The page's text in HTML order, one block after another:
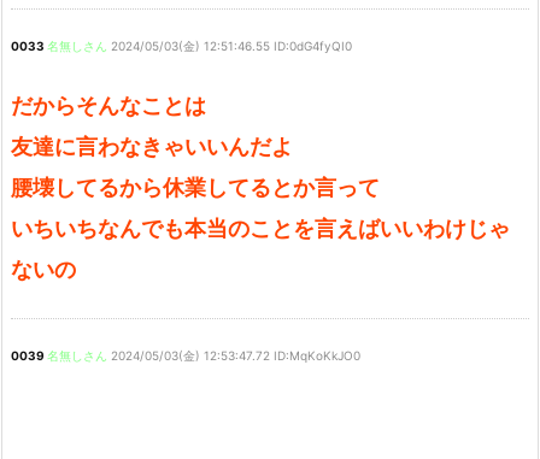
0033 名無しさん 2024/05/03(金) 12:51:46.55 ID:0dG4fyQI0
だからそんなことは
友達に言わなきゃいいんだよ
腰壊してるから休業してるとか言って
いちいちなんでも本当のことを言えばいいわけじゃ
ないの
0039 名無しさん 2024/05/03(金) 12:53:47.72 ID:MqKoKkJO0